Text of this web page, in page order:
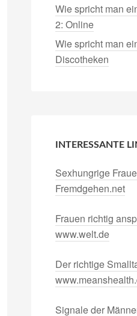
Wie spricht man
2: Online
Wie spricht man
Discotheken
INTERESSANTE
Sexhungrige
Fremdgehen.net
Frauen richtig
www.welt.de
Der richtige
Signale der